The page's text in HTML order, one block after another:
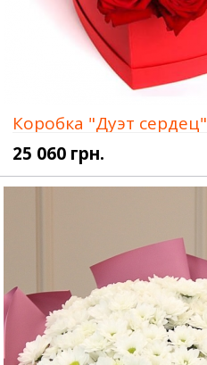
Коробка "Дуэт сердец"
25 060 грн.